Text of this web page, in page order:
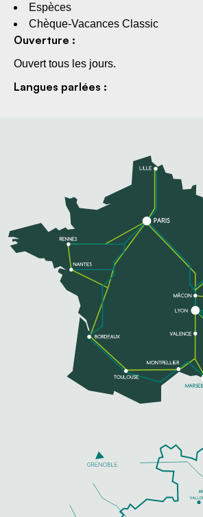
Espèces
Chèque-Vacances Classic
Ouverture :
Ouvert tous les jours.
Langues parlées :